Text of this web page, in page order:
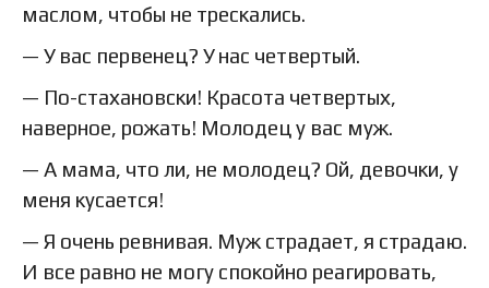
маслом, чтобы не трескались.
— У вас первенец? У нас четвертый.
— По-стахановски! Красота четвертых,
наверное, рожать! Молодец у вас муж.
— А мама, что ли, не молодец? Ой, девочки, у
меня кусается!
— Я очень ревнивая. Муж страдает, я страдаю.
И все равно не могу спокойно реагировать,